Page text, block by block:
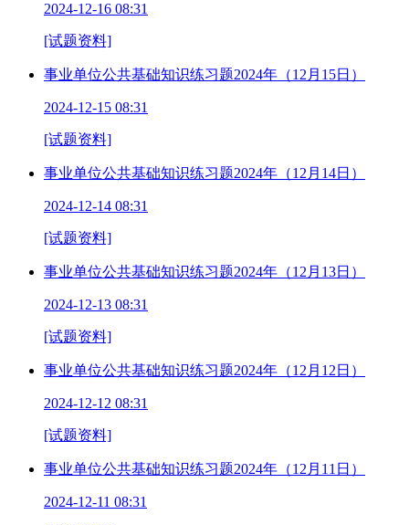
2024-12-16 08:31
[试题资料]
事业单位公共基础知识练习题2024年（12月15日）
2024-12-15 08:31
[试题资料]
事业单位公共基础知识练习题2024年（12月14日）
2024-12-14 08:31
[试题资料]
事业单位公共基础知识练习题2024年（12月13日）
2024-12-13 08:31
[试题资料]
事业单位公共基础知识练习题2024年（12月12日）
2024-12-12 08:31
[试题资料]
事业单位公共基础知识练习题2024年（12月11日）
2024-12-11 08:31